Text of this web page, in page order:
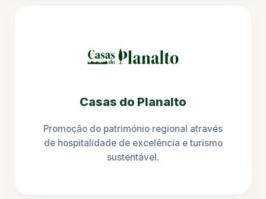
Casas do Planalto
Promoção do património regional através
de hospitalidade de excelência e turismo
sustentável.